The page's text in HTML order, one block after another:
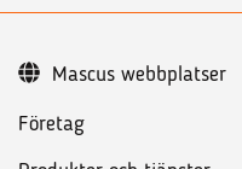
Företag
Mascus webbplatser